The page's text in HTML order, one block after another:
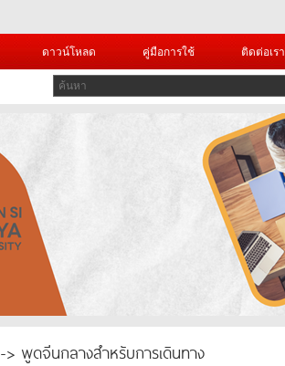
ดาวน์โหลด คู่มือการใช้ ติดต่อเรา
-> พูดจีนกลางสำหรับการเดินทาง